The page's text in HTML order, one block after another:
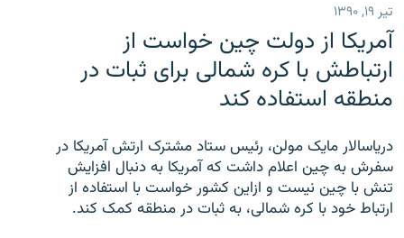
اصلی
رفتن
صفحه
جستجو
رادیو
انتخاب کنید و بشنوید
برنامه‌های رادیویی
پادکست
چندرسانه‌ای
گزارش‌های ویدئویی
English
به ما بپیوندید
تیر ۱۹, ۱۳۹۰
آمريکا از دولت چین خواست از
ارتباطش با کره شمالی برای ثبات در
منطقه استفاده کند
درياسالار مايک مولن، رئيس ستاد مشترک ارتش آمريکا در
سفرش به چین اعلام داشت که آمريکا به دنبال افزايش
تنش با چين نيست و ازاين کشور خواست با استفاده از
ارتباط خود با کره شمالی، به ثبات در منطقه کمک کند.